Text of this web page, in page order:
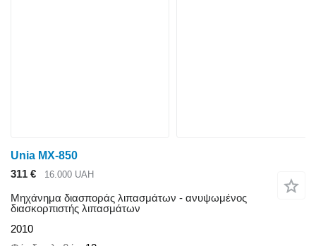
Unia MX-850
311 €
16.000 UAH
Μηχάνημα διασποράς λιπασμάτων - ανυψωμένος
διασκορπιστής λιπασμάτων
2010